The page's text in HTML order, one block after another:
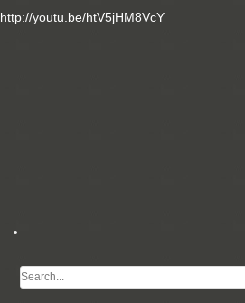
http://youtu.be/htV5jHM8VcY